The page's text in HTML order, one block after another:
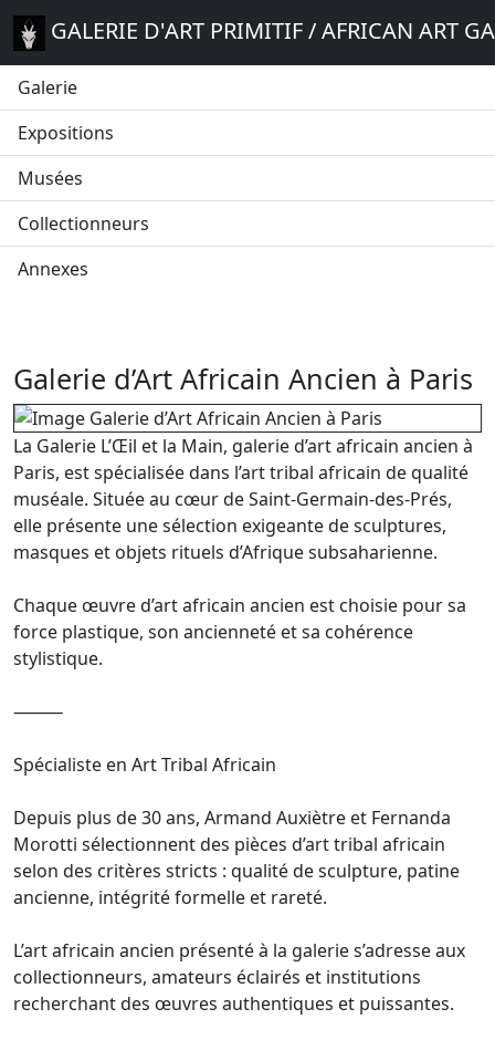
GALERIE D'ART PRIMITIF / AFRICAN ART
Galerie
Expositions
Musées
Collectionneurs
Annexes
Galerie d’Art Africain Ancien à Paris
La Galerie L’Œil et la Main, galerie d’art africain ancien à
Paris, est spécialisée dans l’art tribal africain de qualité
muséale. Située au cœur de Saint-Germain-des-Prés,
elle présente une sélection exigeante de sculptures,
masques et objets rituels d’Afrique subsaharienne.
Chaque œuvre d’art africain ancien est choisie pour sa
force plastique, son ancienneté et sa cohérence
stylistique.
⸻
Spécialiste en Art Tribal Africain
Depuis plus de 30 ans, Armand Auxiètre et Fernanda
Morotti sélectionnent des pièces d’art tribal africain
selon des critères stricts : qualité de sculpture, patine
ancienne, intégrité formelle et rareté.
L’art africain ancien présenté à la galerie s’adresse aux
collectionneurs, amateurs éclairés et institutions
recherchant des œuvres authentiques et puissantes.